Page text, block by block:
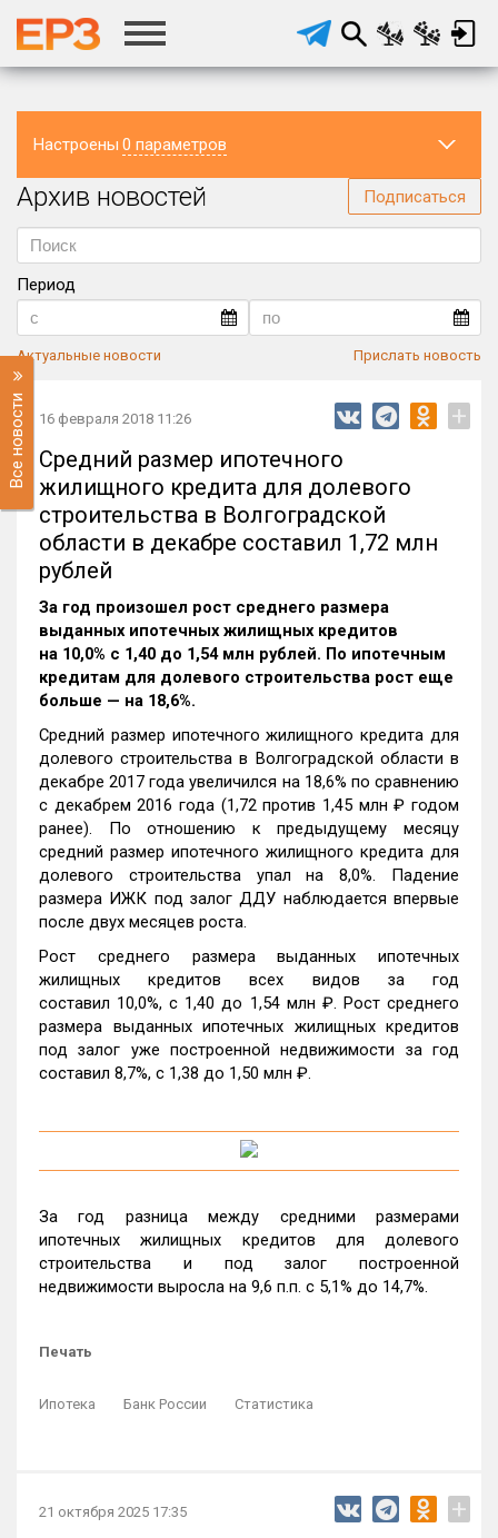
Настроены 0 параметров
Регион
Архив новостей Подписаться
Период
Актуальные новости Прислать новость
Все новости 16 февраля 2018 11:26 +
Средний размер ипотечного
жилищного кредита для долевого
строительства в Волгоградской
области в декабре составил 1,72 млн
рублей
За год произошел рост среднего размера
выданных ипотечных жилищных кредитов
на 10,0% c 1,40 до 1,54 млн рублей. По ипотечным
кредитам для долевого строительства рост еще
больше — на 18,6%.
Средний размер ипотечного жилищного кредита для
долевого строительства в Волгоградской области в
декабре 2017 года увеличился на 18,6% по сравнению
с декабрем 2016 года (1,72 против 1,45 млн ₽ годом
ранее). По отношению к предыдущему месяцу
средний размер ипотечного жилищного кредита для
долевого строительства упал на 8,0%. Падение
размера ИЖК под залог ДДУ наблюдается впервые
после двух месяцев роста.
Рост среднего размера выданных ипотечных
жилищных кредитов всех видов за год
составил 10,0%, c 1,40 до 1,54 млн ₽. Рост среднего
размера выданных ипотечных жилищных кредитов
под залог уже построенной недвижимости за год
составил 8,7%, c 1,38 до 1,50 млн ₽.
За год разница между средними размерами
ипотечных жилищных кредитов для долевого
строительства и под залог построенной
недвижимости выросла на 9,6 п.п. с 5,1% до 14,7%.
Печать
Ипотека Банк России Статистика
21 октября 2025 17:35 +